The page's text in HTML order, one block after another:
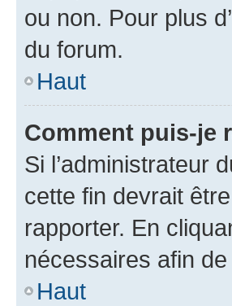
ou non. Pour plus
du forum.
Haut
Comment puis-je
Si l’administrateur
cette fin devrait
rapporter. En
nécessaires afin
Haut